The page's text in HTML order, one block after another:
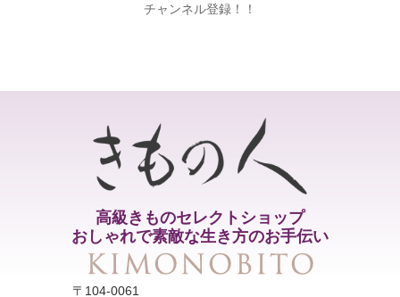
チャンネル登録！！
高級きものセレクトショップ
おしゃれで素敵な生き方のお手伝い
〒104-0061